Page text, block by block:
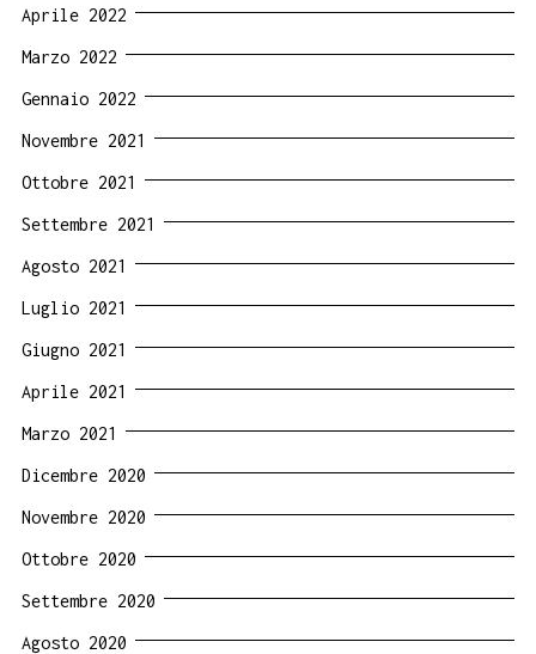
Aprile 2022
Marzo 2022
Gennaio 2022
Novembre 2021
Ottobre 2021
Settembre 2021
Agosto 2021
Luglio 2021
Giugno 2021
Aprile 2021
Marzo 2021
Dicembre 2020
Novembre 2020
Ottobre 2020
Settembre 2020
Agosto 2020